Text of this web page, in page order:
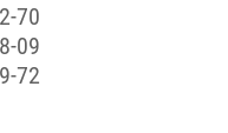
70
09
72